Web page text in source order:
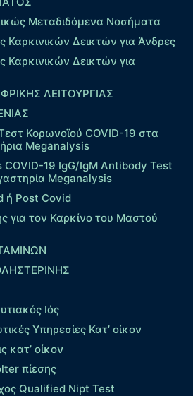
Μεταδιδόμενα Νοσήματα
Καρκινικών Δεικτών για Άνδρες
Καρκινικών Δεικτών για
ΛΕΙΤΟΥΡΓΙΑΣ
Κορωνοϊού COVID-19 στα
Meganalysis
COVID-19 IgG/IgM Antibody Test
Meganalysis
ή Post Covid
για τον Καρκίνο του Μαστού
Ιός
Υπηρεσίες Κατ’ οίκον
κατ’ οίκον
πίεσης
Qualified Nipt Test